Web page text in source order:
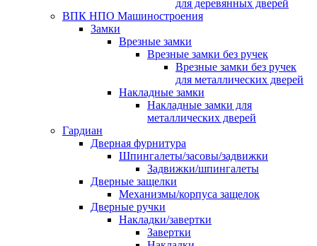
для деревянных дверей
ВПК НПО Машиностроения
Замки
Врезные замки
Врезные замки без ручек
Врезные замки без ручек
для металлических дверей
Накладные замки
Накладные замки для
металлических дверей
Гардиан
Дверная фурнитура
Шпингалеты/засовы/задвижки
Задвижки/шпингалеты
Дверные защелки
Механизмы/корпуса защелок
Дверные ручки
Накладки/завертки
Завертки